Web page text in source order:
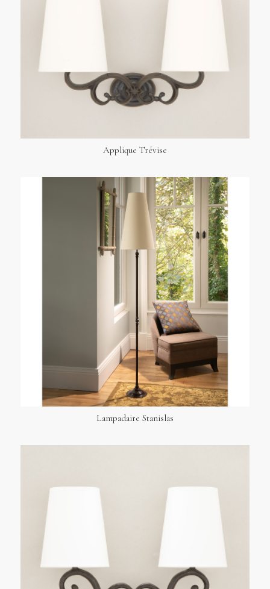
Applique Trévise
Lampadaire Stanislas